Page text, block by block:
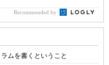
Recommended by
ムを書くということ